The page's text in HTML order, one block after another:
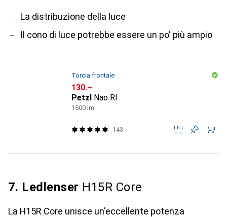
La distribuzione della luce
Il cono di luce potrebbe essere un po' più ampio
Torcia frontale
CHF
130.–
Petzl Nao Rl
1500 lm
143
7. Ledlenser H15R Core
La H15R Core unisce un'eccellente potenza